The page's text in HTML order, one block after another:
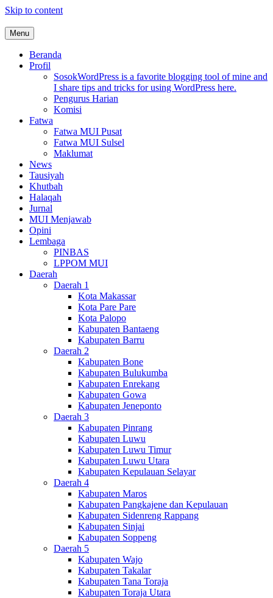
Skip to content
MUI Sulawesi Selatan
Khadimul Ummah wa Shadiqul Hukuuma
Menu
Beranda
Profil
SosokWordPress is a favorite blogging tool of mine and
I share tips and tricks for using WordPress here.
Pengurus Harian
Komisi
Fatwa
Fatwa MUI Pusat
Fatwa MUI Sulsel
Maklumat
News
Tausiyah
Khutbah
Halaqah
Jurnal
MUI Menjawab
Opini
Lembaga
PINBAS
LPPOM MUI
Daerah
Daerah 1
Kota Makassar
Kota Pare Pare
Kota Palopo
Kabupaten Bantaeng
Kabupaten Barru
Daerah 2
Kabupaten Bone
Kabupaten Bulukumba
Kabupaten Enrekang
Kabupaten Gowa
Kabupaten Jeneponto
Daerah 3
Kabupaten Pinrang
Kabupaten Luwu
Kabupaten Luwu Timur
Kabupaten Luwu Utara
Kabupaten Kepulauan Selayar
Daerah 4
Kabupaten Maros
Kabupaten Pangkajene dan Kepulauan
Kabupaten Sidenreng Rappang
Kabupaten Sinjai
Kabupaten Soppeng
Daerah 5
Kabupaten Wajo
Kabupaten Takalar
Kabupaten Tana Toraja
Kabupaten Toraja Utara